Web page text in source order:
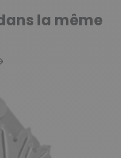
la même
Suivant